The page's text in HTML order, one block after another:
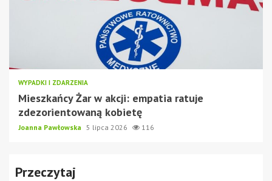
WYPADKI I ZDARZENIA
Mieszkańcy Żar w akcji: empatia ratuje
zdezorientowaną kobietę
Joanna Pawłowska 5 lipca 2026 116
Przeczytaj